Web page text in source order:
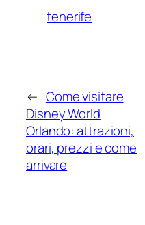
tenerife
← Come visitare
Disney World
Orlando: attrazioni,
orari, prezzi e come
arrivare